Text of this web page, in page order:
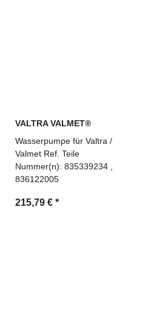
VALTRA VALMET®
Wasserpumpe für Valtra /
Valmet Ref. Teile
Nummer(n): 835339234 ,
836122005
215,79 € *